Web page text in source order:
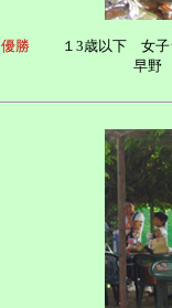
優勝
１3歳以下 女
早野